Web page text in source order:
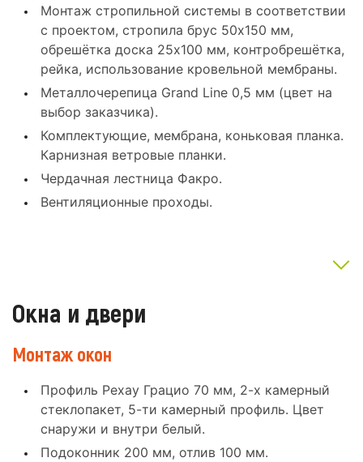
Монтаж стропильной системы в соответствии
с проектом, стропила брус 50x150 мм,
обрешётка доска 25x100 мм, контробрешётка,
рейка, использование кровельной мембраны.
Металлочерепица Grand Line 0,5 мм (цвет на
выбор заказчика).
Комплектующие, мембрана, коньковая планка.
Карнизная ветровые планки.
Чердачная лестница Факро.
Вентиляционные проходы.
Окна и двери
Монтаж окон
Профиль Рехау Грацио 70 мм, 2-х камерный
стеклопакет, 5-ти камерный профиль. Цвет
снаружи и внутри белый.
Подоконник 200 мм, отлив 100 мм.